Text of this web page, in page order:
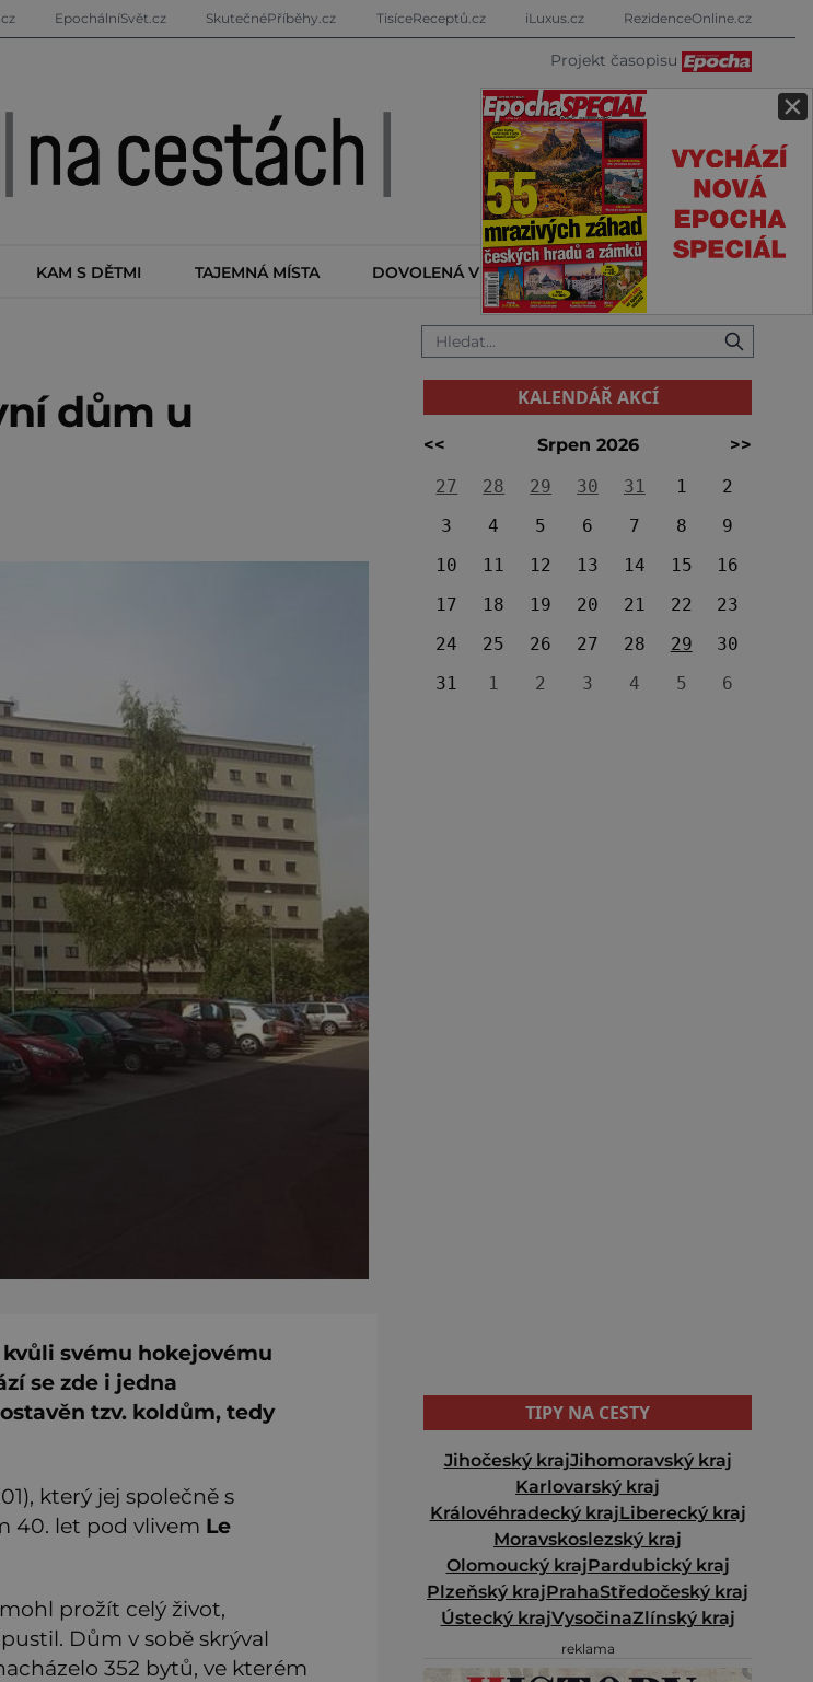
×
EpochálníSvět.cz SkutečnéPříběhy.cz TisíceReceptů.cz iLuxus.cz RezidenceOnline.cz
Projekt časopisu
KAM S DĚTMI TAJEMNÁ MÍSTA DOVOLENÁ V ZAHRANIČÍ KALENDÁŘ AKCÍ
dům u
svému hokejovému
se zde i jedna
tzv. koldům, tedy
který jej společně s
40. let pod vlivem Le
prožít celý život,
Dům v sobě skrýval
352 bytů, ve kterém
KALENDÁŘ AKCÍ
<< Srpen 2026
>>
27
28 29 30 31 1
2
3
4 5 6 7 8
9
10
11 12 13 14 15
16
17
18 19 20 21 22
23
24
25 26 27 28 29
30
31
1 2 3 4 5 6
TIPY NA CESTY
Jihočeský krajJihomoravský kraj
Karlovarský kraj
Královéhradecký krajLiberecký kraj
Moravskoslezský kraj
Olomoucký krajPardubický kraj
Plzeňský krajPrahaStředočeský kraj
Ústecký krajVysočinaZlínský kraj
reklama